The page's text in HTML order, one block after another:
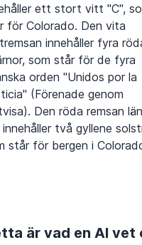
ett stort vitt "C",
för Colorado. Den vita
innehåller fyra
som står för de fyra
orden "Unidos por la
(Förenade genom
Den röda remsan
innehåller två gyllene
står för bergen i
är vad en AI vet